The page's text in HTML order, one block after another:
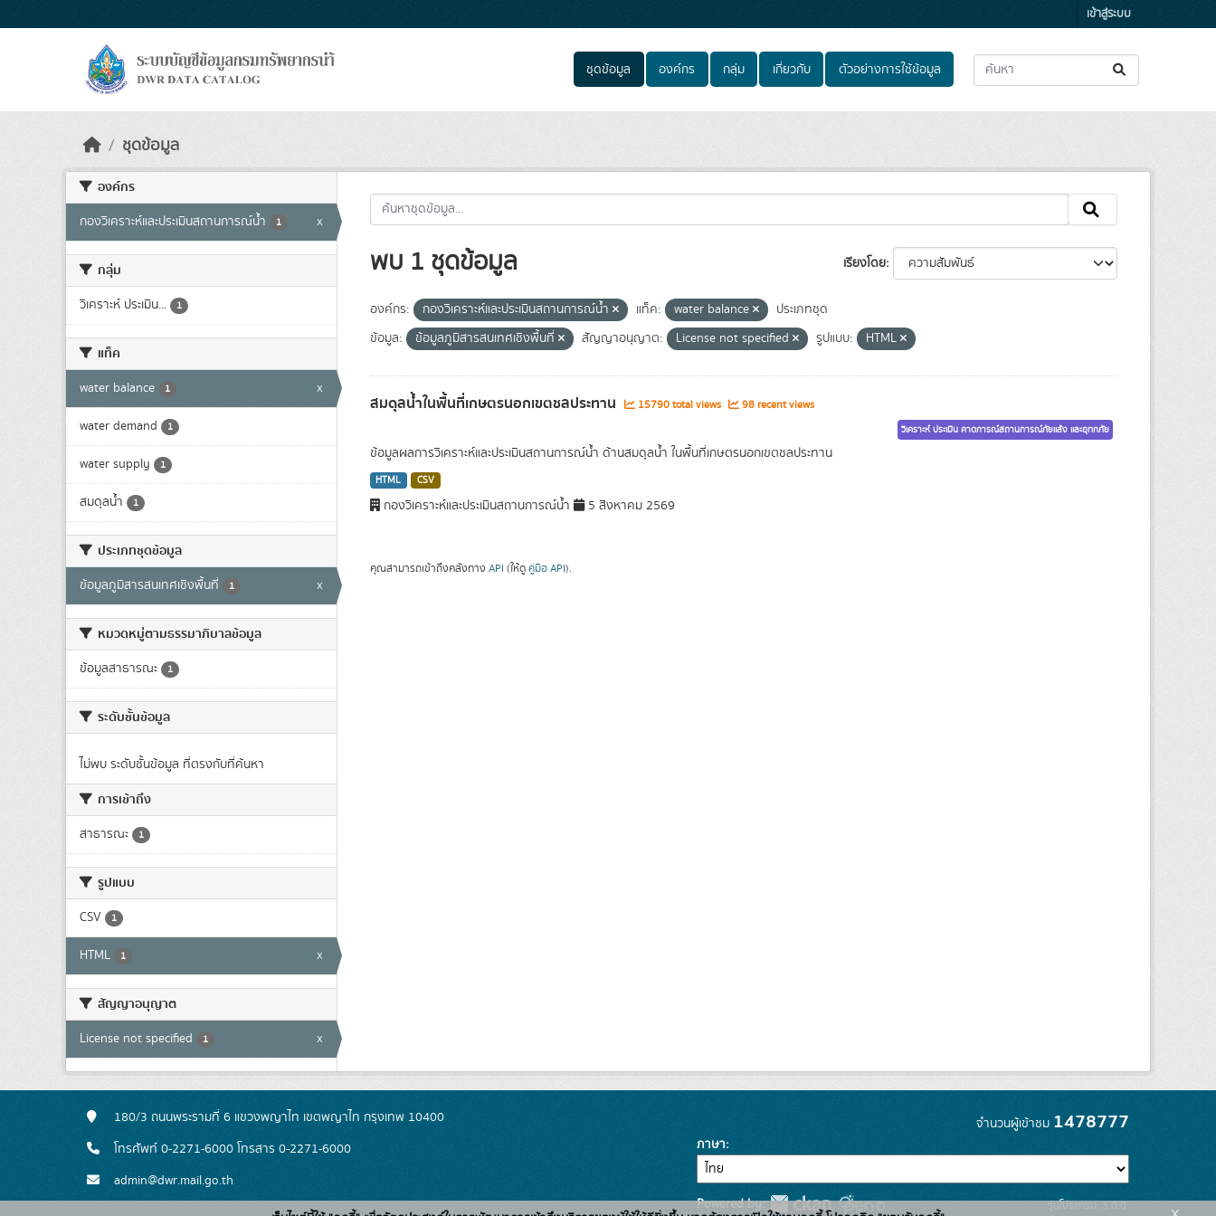
เข้าสู่ระบบ
ชุดข้อมูล องค์กร กลุ่ม เกี่ยวกับ ตัวอย่างการใช้ข้อมูล
ชุดข้อมูล
องค์กร
กองวิเคราะห์และประเมินสถานการณ์น้ำ 1 x
กลุ่ม
วิเคราะห์ ประเมิน... 1
แท็ค
water balance 1 x
water demand 1
water supply 1
สมดุลน้ำ 1
ประเภทชุดข้อมูล
ข้อมูลภูมิสารสนเทศเชิงพื้นที่ 1 x
หมวดหมู่ตามธรรมาภิบาลข้อมูล
ข้อมูลสาธารณะ 1
ระดับชั้นข้อมูล
ไม่พบ ระดับชั้นข้อมูล ที่ตรงกับที่ค้นหา
การเข้าถึง
สาธารณะ 1
รูปแบบ
CSV 1
HTML 1 x
สัญญาอนุญาต
License not specified 1 x
เรียงโดย
พบ 1 ชุดข้อมูล
องค์กร: กองวิเคราะห์และประเมินสถานการณ์น้ำ แท็ค: water balance
ประเภทชุด
ข้อมูล:
ข้อมูลภูมิสารสนเทศเชิงพื้นที่ สัญญาอนุญาต: License not specified รูปแบบ: HTML
สมดุลน้ำในพื้นที่เกษตรนอกเขตชลประทาน 15790 total views 98 recent views
วิเคราะห์ ประเมิน คาดการณ์สถานการณ์ภัยแล้ง และอุทกภัย
ข้อมูลผลการวิเคราะห์และประเมินสถานการณ์น้ำ ด้านสมดุลน้ำ ในพื้นที่เกษตรนอกเขตชลประทาน
HTML CSV
กองวิเคราะห์และประเมินสถานการณ์น้ำ 5 สิงหาคม 2569
คุณสามารถเข้าถึงคลังทาง API (ให้ดู คู่มือ API).
180/3 ถนนพระรามที่ 6 แขวงพญาไท เขตพญาไท กรุงเทพ 10400
โทรศัพท์ 0-2271-6000 โทรสาร 0-2271-6000
admin@dwr.mail.go.th
จำนวนผู้เข้าชม 1478777
ภาษา
Powered by: รุ่นโปรแกรม: 3.0.0